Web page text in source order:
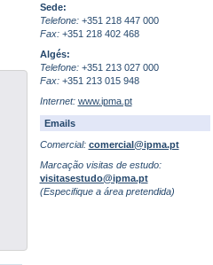
Sede:
Telefone: +351 218 447 000
Fax: +351 218 402 468
Algés:
Telefone: +351 213 027 000
Fax: +351 213 015 948
Internet: www.ipma.pt
Emails
Comercial: comercial@ipma.pt
Marcação visitas de estudo:
visitasestudo@ipma.pt
(Especifique a área pretendida)